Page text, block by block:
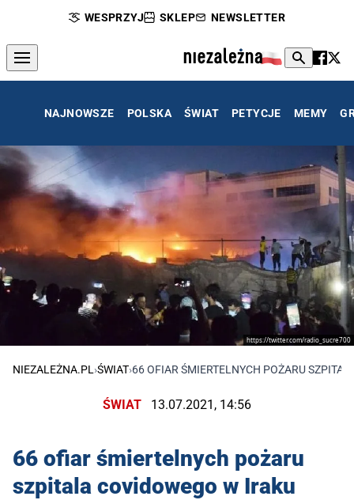
WESPRZYJ SKLEP NEWSLETTER
NAJNOWSZE POLSKA ŚWIAT PETYCJE MEMY
https://twitter.com/radio_sucre700
NIEZALEŻNA.PL›ŚWIAT›66 OFIAR ŚMIERTELNYCH POŻARU
ŚWIAT 13.07.2021, 14:56
66 ofiar śmiertelnych pożaru
szpitala covidowego w Iraku